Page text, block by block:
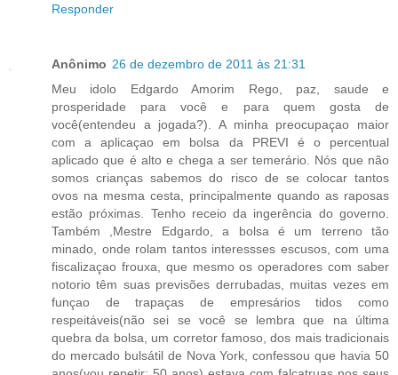
Responder
Anônimo 26 de dezembro de 2011 às 21:31
Meu idolo Edgardo Amorim Rego, paz, saude e
prosperidade para você e para quem gosta de
você(entendeu a jogada?). A minha preocupaçao maior
com a aplicaçao em bolsa da PREVI é o percentual
aplicado que é alto e chega a ser temerário. Nós que não
somos crianças sabemos do risco de se colocar tantos
ovos na mesma cesta, principalmente quando as raposas
estão próximas. Tenho receio da ingerência do governo.
Também ,Mestre Edgardo, a bolsa é um terreno tão
minado, onde rolam tantos interessses escusos, com uma
fiscalizaçao frouxa, que mesmo os operadores com saber
notorio têm suas previsões derrubadas, muitas vezes em
funçao de trapaças de empresários tidos como
respeitáveis(não sei se você se lembra que na última
quebra da bolsa, um corretor famoso, dos mais tradicionais
do mercado bulsátil de Nova York, confessou que havia 50